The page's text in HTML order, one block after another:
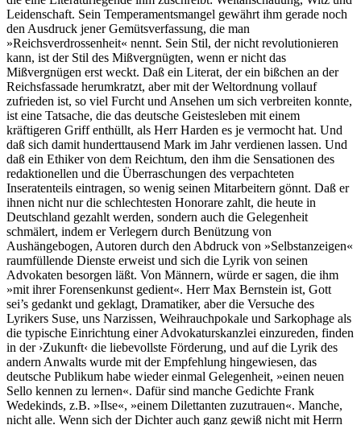
Leidenschaft. Sein Temperamentsmangel gewährt ihm gerade noch
den Ausdruck jener Gemütsverfassung, die man
»Reichsverdrossenheit« nennt. Sein Stil, der nicht revolutionieren
kann, ist der Stil des Mißvergnügten, wenn er nicht das
Mißvergnügen erst weckt. Daß ein Literat, der ein bißchen an der
Reichsfassade herumkratzt, aber mit der Weltordnung vollauf
zufrieden ist, so viel Furcht und Ansehen um sich verbreiten konnte,
ist eine Tatsache, die das deutsche Geistesleben mit einem
kräftigeren Griff enthüllt, als Herr Harden es je vermocht hat. Und
daß sich damit hunderttausend Mark im Jahr verdienen lassen. Und
daß ein Ethiker von dem Reichtum, den ihm die Sensationen des
redaktionellen und die Überraschungen des verpachteten
Inseratenteils eintragen, so wenig seinen Mitarbeitern gönnt. Daß er
ihnen nicht nur die schlechtesten Honorare zahlt, die heute in
Deutschland gezahlt werden, sondern auch die Gelegenheit
schmälert, indem er Verlegern durch Benützung von
Aushängebogen, Autoren durch den Abdruck von »Selbstanzeigen«
raumfüllende Dienste erweist und sich die Lyrik von seinen
Advokaten besorgen läßt. Von Männern, würde er sagen, die ihm
»mit ihrer Forensenkunst gedient«. Herr Max Bernstein ist, Gott
sei’s gedankt und geklagt, Dramatiker, aber die Versuche des
Lyrikers Suse, uns Narzissen, Weihrauchpokale und Sarkophage als
die typische Einrichtung einer Advokaturskanzlei einzureden, finden
in der ›Zukunft‹ die liebevollste Förderung, und auf die Lyrik des
andern Anwalts wurde mit der Empfehlung hingewiesen, das
deutsche Publikum habe wieder einmal Gelegenheit, »einen neuen
Sello kennen zu lernen«. Dafür sind manche Gedichte Frank
Wedekinds, z.B. »Ilse«, »einem Dilettanten zuzutrauen«. Manche,
nicht alle. Wenn sich der Dichter auch ganz gewiß nicht mit Herrn